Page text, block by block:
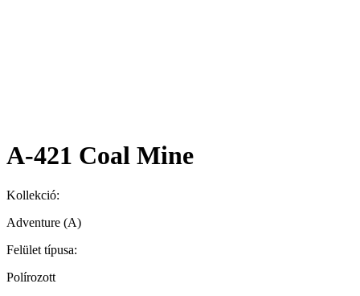
A-421 Coal Mine
Kollekció:
Adventure (A)
Felület típusa:
Polírozott